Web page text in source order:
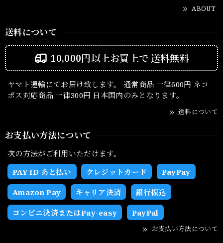
ABOUT
送料について
10,000円以上お買上で送料無料
ヤマト運輸にてお届け致します。 通常商品 一律600円 ネコ
ポス対応商品 一律300円 日本国内のみとなります。
送料について
お支払い方法について
次の方法がご利用いただけます。
PAY ID あと払い
クレジットカード PayPay
Amazon Pay キャリア決済 銀行振込
コンビニ決済またはPay-easy PayPal
お支払い方法について